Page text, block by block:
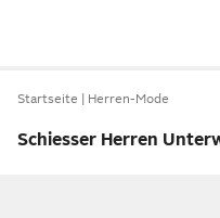
Startseite Herren-Mode
Schiesser Herren